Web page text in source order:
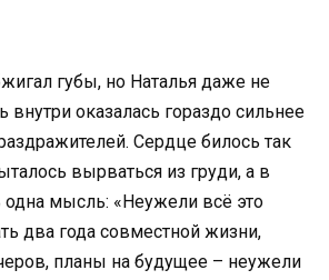
губы, но Наталья даже не
оказалась гораздо сильнее
Сердце билось так
вырваться из груди, а в
одна мысль: «Неужели всё это
два года совместной жизни,
планы на будущее – неужели